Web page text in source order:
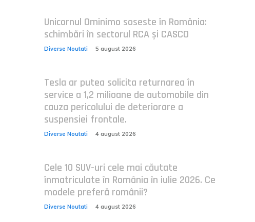
Unicornul Ominimo soseste în România:
schimbări în sectorul RCA și CASCO
Diverse Noutati 5 august 2026
Tesla ar putea solicita returnarea în
service a 1,2 milioane de automobile din
cauza pericolului de deteriorare a
suspensiei frontale.
Diverse Noutati 4 august 2026
Cele 10 SUV-uri cele mai căutate
înmatriculate în România în iulie 2026. Ce
modele preferă românii?
Diverse Noutati 4 august 2026